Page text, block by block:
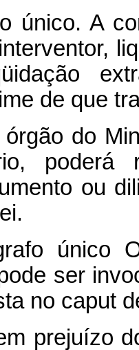
único. A
de que
do
poderá
ou
único
ser
no caput
prejuízo